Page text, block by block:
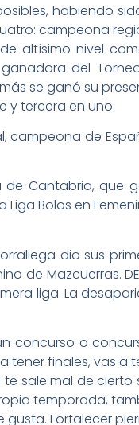
habiendo
campeona
altísimo nivel
del
se ganó su
y tercera en uno.
campeona de
de Cantabria, que
Bolos en
dio sus
de Mazcuerras.
liga. La
concurso o
tener finales, vas a
sale mal de cierto
temporada,
Fortalecer